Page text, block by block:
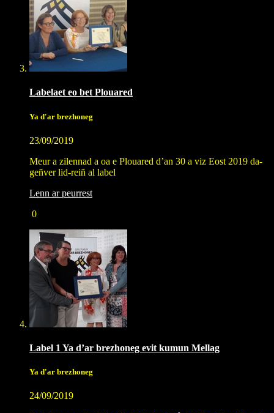
Labelaet eo bet Plouared
Ya d'ar brezhoneg
23/09/2019
Meur a zilennad a oa e Plouared d’an 30 a viz Eost 2019 da-
geñver lid-reiñ al label
Lenn ar peurrest
0
Label 1 Ya d’ar brezhoneg evit kumun Mellag
Ya d'ar brezhoneg
24/09/2019